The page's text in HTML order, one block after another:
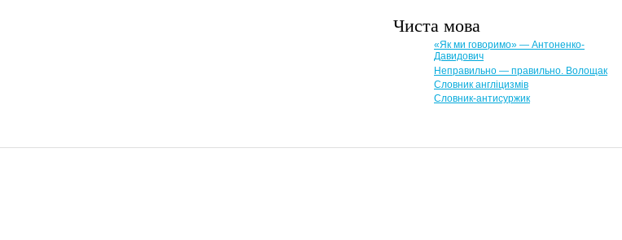
Чиста мова
«Як ми говоримо» — Антоненко-
Давидович
Неправильно — правильно. Волощак
Словник англіцизмів
Словник-антисуржик